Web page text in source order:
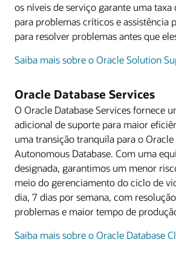
os níveis de serviço garante uma taxa
para problemas críticos e assistência
para resolver problemas antes que
Saiba mais sobre o Oracle Solution
Oracle Database Services
O Oracle Database Services fornece
adicional de suporte para maior
uma transição tranquila para o Oracle
Autonomous Database. Com uma
designada, garantimos um menor
meio do gerenciamento do ciclo de
dia, 7 dias por semana, com
problemas e maior tempo de
Saiba mais sobre o Oracle Database